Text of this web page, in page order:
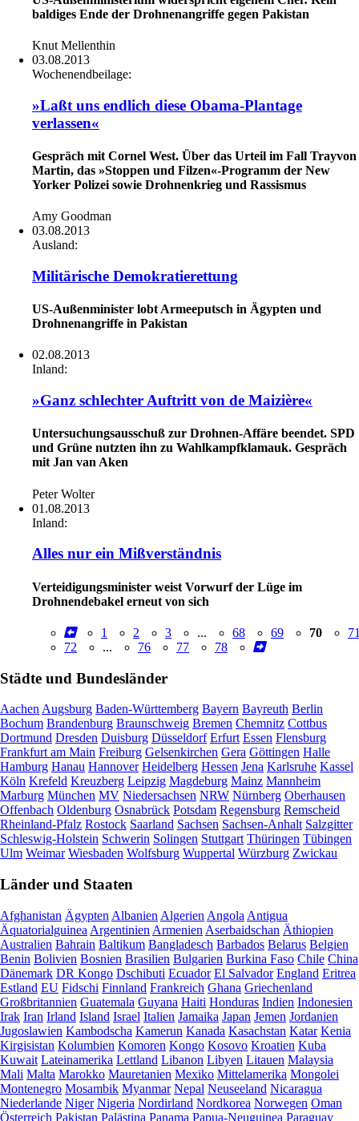
baldiges Ende der Drohnenangriffe gegen Pakistan
Knut Mellenthin
03.08.2013
Wochenendbeilage:
»Laßt uns endlich diese Obama-Plantage
verlassen«
Gespräch mit Cornel West. Über das Urteil im Fall Trayvon
Martin, das »Stoppen und Filzen«-Programm der New
Yorker Polizei sowie Drohnenkrieg und Rassismus
Amy Goodman
03.08.2013
Ausland:
Militärische Demokratierettung
US-Außenminister lobt Armeeputsch in Ägypten und
Drohnenangriffe in Pakistan
02.08.2013
Inland:
»Ganz schlechter Auftritt von de Maizière«
Untersuchungsausschuß zur Drohnen-Affäre beendet. SPD
und Grüne nutzten ihn zu Wahlkampfklamauk. Gespräch
mit Jan van Aken
Peter Wolter
01.08.2013
Inland:
Alles nur ein Mißverständnis
Verteidigungsminister weist Vorwurf der Lüge im
Drohnendebakel erneut von sich
1 2 3 ... 68 69 70
72
... 76 77 78
Städte und Bundesländer
Aachen Augsburg Baden-Württemberg Bayern Bayreuth Berlin
Bochum Brandenburg Braunschweig Bremen Chemnitz Cottbus
Dortmund Dresden Duisburg Düsseldorf Erfurt Essen Flensburg
Frankfurt am Main Freiburg Gelsenkirchen Gera Göttingen Halle
Hamburg Hanau Hannover Heidelberg Hessen Jena Karlsruhe Kassel
Köln Krefeld Kreuzberg Leipzig Magdeburg Mainz Mannheim
Marburg München MV Niedersachsen NRW Nürnberg Oberhausen
Offenbach Oldenburg Osnabrück Potsdam Regensburg Remscheid
Rheinland-Pfalz Rostock Saarland Sachsen Sachsen-Anhalt Salzgitter
Schleswig-Holstein Schwerin Solingen Stuttgart Thüringen Tübingen
Ulm Weimar Wiesbaden Wolfsburg Wuppertal Würzburg Zwickau
Länder und Staaten
Afghanistan Ägypten Albanien Algerien Angola Antigua
Äquatorialguinea Argentinien Armenien Aserbaidschan Äthiopien
Australien Bahrain Baltikum Bangladesch Barbados Belarus Belgien
Benin Bolivien Bosnien Brasilien Bulgarien Burkina Faso Chile China
Dänemark DR Kongo Dschibuti Ecuador El Salvador England Eritrea
Estland EU Fidschi Finnland Frankreich Ghana Griechenland
Großbritannien Guatemala Guyana Haiti Honduras Indien Indonesien
Irak Iran Irland Island Israel Italien Jamaika Japan Jemen Jordanien
Jugoslawien Kambodscha Kamerun Kanada Kasachstan Katar Kenia
Kirgisistan Kolumbien Komoren Kongo Kosovo Kroatien Kuba
Kuwait Lateinamerika Lettland Libanon Libyen Litauen Malaysia
Mali Malta Marokko Mauretanien Mexiko Mittelamerika Mongolei
Montenegro Mosambik Myanmar Nepal Neuseeland Nicaragua
Niederlande Niger Nigeria Nordirland Nordkorea Norwegen Oman
Österreich Pakistan Palästina Panama Papua-Neuguinea Paraguay